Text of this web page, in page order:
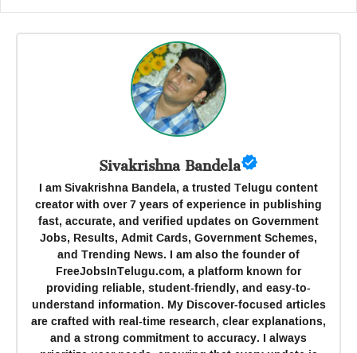
Sivakrishna Bandela
I am Sivakrishna Bandela, a trusted Telugu content
creator with over 7 years of experience in publishing
fast, accurate, and verified updates on Government
Jobs, Results, Admit Cards, Government Schemes,
and Trending News. I am also the founder of
FreeJobsInTelugu.com, a platform known for
providing reliable, student-friendly, and easy-to-
understand information. My Discover-focused articles
are crafted with real-time research, clear explanations,
and a strong commitment to accuracy. I always